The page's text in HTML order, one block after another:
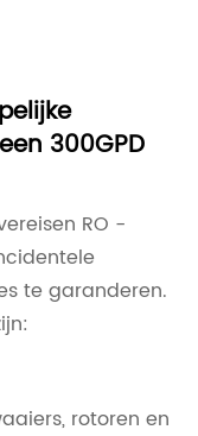
300GPD
RO -
te garanderen.
rotoren en